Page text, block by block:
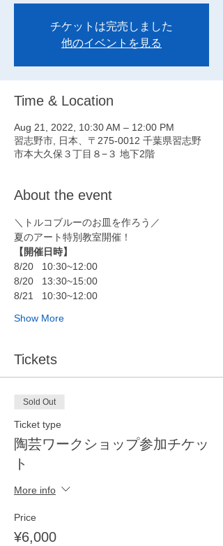
チケットは完売しました
他のイベントを見る
Time & Location
Aug 21, 2022, 10:30 AM – 12:00 PM
習志野市, 日本、〒275-0012 千葉県習志野
市本大久保３丁目８−３ 地下2階
About the event
＼トルコブルーのお皿を作ろう／
夏のアート特別教室開催！
【開催日時】
8/20	10:30~12:00
8/20	13:30~15:00
8/21	10:30~12:00
Show More
Tickets
Sold Out
Ticket type
陶芸ワークショップ参加チケッ
ト
More info
Price
¥6,000